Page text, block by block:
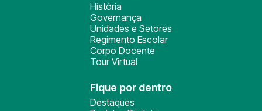
História
Governança
Unidades e Setores
Regimento Escolar
Corpo Docente
Tour Virtual
Fique por dentro
Destaques